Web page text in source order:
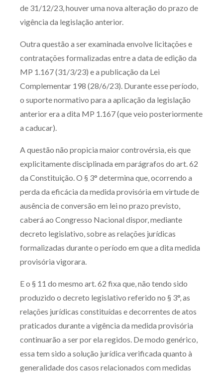
de 31/12/23, houver uma nova alteração do prazo de
vigência da legislação anterior.
Outra questão a ser examinada envolve licitações e
contratações formalizadas entre a data de edição da
MP 1.167 (31/3/23) e a publicação da Lei
Complementar 198 (28/6/23). Durante esse período,
o suporte normativo para a aplicação da legislação
anterior era a dita MP 1.167 (que veio posteriormente
a caducar).
A questão não propicia maior controvérsia, eis que
explicitamente disciplinada em parágrafos do art. 62
da Constituição. O § 3° determina que, ocorrendo a
perda da eficácia da medida provisória em virtude de
ausência de conversão em lei no prazo previsto,
caberá ao Congresso Nacional dispor, mediante
decreto legislativo, sobre as relações jurídicas
formalizadas durante o período em que a dita medida
provisória vigorara.
E o § 11 do mesmo art. 62 fixa que, não tendo sido
produzido o decreto legislativo referido no § 3°, as
relações jurídicas constituídas e decorrentes de atos
praticados durante a vigência da medida provisória
continuarão a ser por ela regidos. De modo genérico,
essa tem sido a solução jurídica verificada quanto à
generalidade dos casos relacionados com medidas